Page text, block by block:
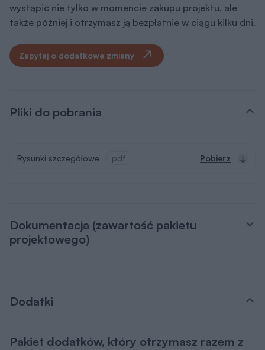
wystąpić nie tylko w momencie zakupu projektu, ale
także później i otrzymasz ją bezpłatnie w ciągu kilku dni.
Zapytaj o dodatkowe zmiany
Pliki do pobrania
Rysunki szczegółowe pdf Pobierz
Dokumentacja (zawartość pakietu
projektowego)
Dodatki
Pakiet dodatków, który otrzymasz razem z